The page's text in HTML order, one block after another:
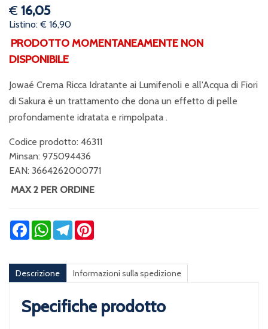
€ 16,05
Listino: € 16,90
PRODOTTO MOMENTANEAMENTE NON
DISPONIBILE
Jowaé Crema Ricca Idratante ai Lumifenoli e all'Acqua di Fiori
di Sakura è un trattamento che dona un effetto di pelle
profondamente idratata e rimpolpata .
Codice prodotto: 46311
Minsan: 975094436
EAN: 3664262000771
MAX 2 PER ORDINE
FacebookWhatsApp
Telegram
Descrizione Informazioni sulla spedizione
Specifiche prodotto